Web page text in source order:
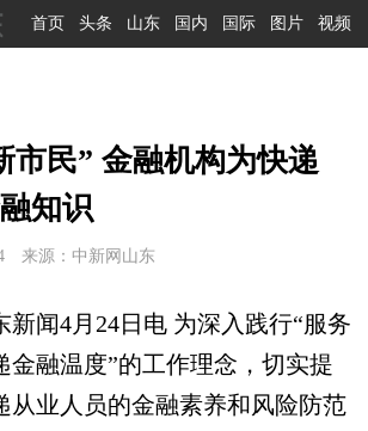
首页 头条 山东 国内 国际 图片 视频
市民” 金融机构为快递
知识
来源：中新网山东
闻4月24日电 为深入践行“服务
金融温度”的工作理念，切实提
从业人员的金融素养和风险防范